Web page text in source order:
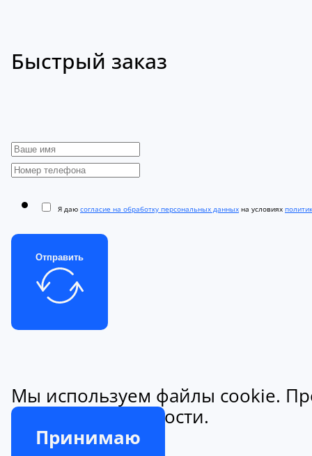
Быстрый заказ
Я даю согласие на обработку персональных данных на условиях
Отправить
Мы используем файлы cookie.
конфиденциальности.
Принимаю